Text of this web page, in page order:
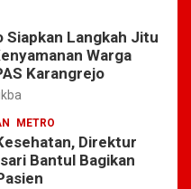
Langkah Jitu
Warga
Karangrejo
METRO
Direktur
Bantul Bagikan